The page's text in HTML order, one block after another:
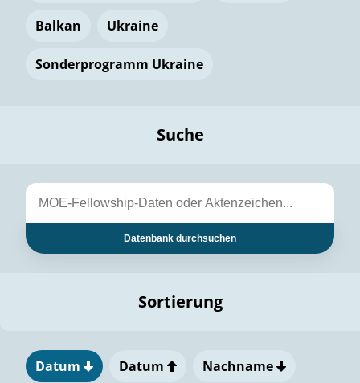
Balkan Ukraine
Sonderprogramm Ukraine
Suche
Datenbank durchsuchen
Sortierung
Datum Datum Nachname